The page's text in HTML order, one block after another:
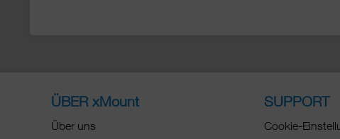
ÜBER xMount
Über uns
SUPPORT
Cookie-